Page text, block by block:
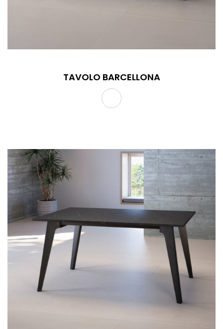
TAVOLO BARCELLONA